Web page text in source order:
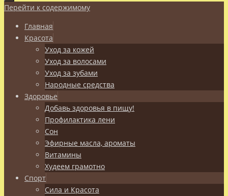
Перейти к содержимому
Главная
Красота
Уход за кожей
Уход за волосами
Уход за зубами
Народные средства
Здоровье
Добавь здоровья в пищу!
Профилактика лени
Сон
Эфирные масла, ароматы
Витамины
Худеем грамотно
Спорт
Сила и Красота